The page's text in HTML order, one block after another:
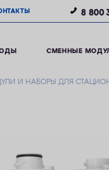
8 800
СМЕННЫЕ
И НАБОРЫ ДЛЯ